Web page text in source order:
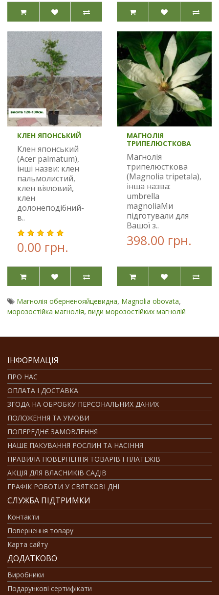
КЛЕН ЯПОНСЬКИЙ
Клен японський
(Acer palmatum),
інші назви: клен
пальмолистий,
клен віяловий,
клен
долонеподібний-
в..
0.00 грн.
МАГНОЛІЯ
ТРИПЕЛЮСТКОВА
Магнолія
трипелюсткова
(Magnolia tripetala),
інша назва:
umbrella
magnoliaМи
підготували для
Вашої з..
398.00 грн.
Магнолія оберненояйцевидна, Magnolia obovata,
морозостійка магнолія, види морозостійких магнолій
ІНФОРМАЦІЯ
ПРО НАС
ОПЛАТА І ДОСТАВКА
ЗГОДА НА ОБРОБКУ ПЕРСОНАЛЬНИХ ДАНИХ
ПОЛОЖЕННЯ ТА УМОВИ
ПОПЕРЕДНЄ ЗАМОВЛЕННЯ
НАШЕ ПАКУВАННЯ РОСЛИН ТА НАСІННЯ
ПРАВИЛА ПОВЕРНЕННЯ ТОВАРІВ І ПЛАТЕЖІВ
АКЦІЯ ДЛЯ ВЛАСНИКІВ САДІВ
ГРАФІК РОБОТИ У СВЯТКОВІ ДНІ
СЛУЖБА ПІДТРИМКИ
Контакти
Повернення товару
Карта сайту
ДОДАТКОВО
Виробники
Подарункові сертифікати